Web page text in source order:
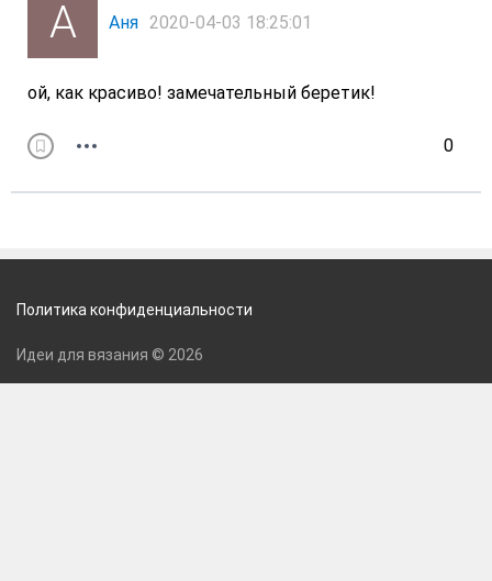
Аня 2020-04-03 18:25:01
0
ой, как красиво! замечательный беретик!
Политика конфиденциальности
Идеи для вязания © 2026